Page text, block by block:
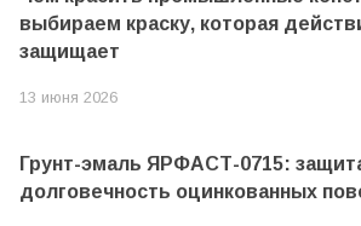
выбираем краску, которая
защищает
13 июня 2026
Грунт-эмаль ЯРФАСТ-0715:
долговечность оцинкованных